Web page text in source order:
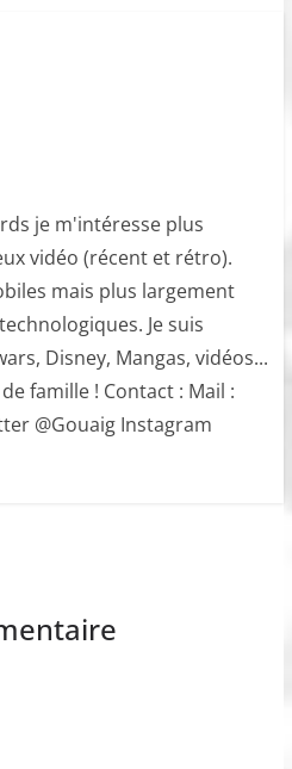
je m'intéresse plus
vidéo (récent et rétro).
mais plus largement
Je suis
Disney, Mangas, vidéos...
famille ! Contact : Mail :
@Gouaig Instagram